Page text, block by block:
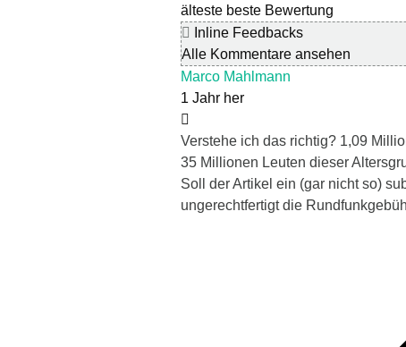
älteste beste Bewertung
Inline Feedbacks
Alle Kommentare ansehen
Marco Mahlmann
1 Jahr her
Verstehe ich das richtig? 1,09
35 Millionen Leuten dieser
Soll der Artikel ein (gar nicht so)
ungerechtfertigt die